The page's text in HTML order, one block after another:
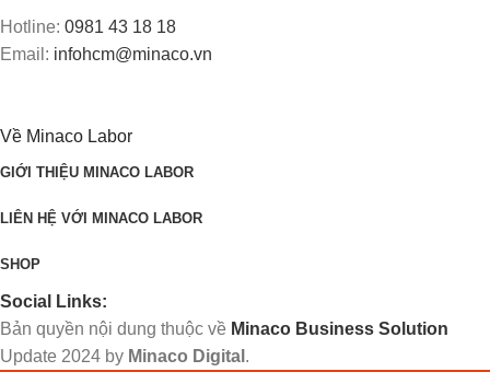
Hotline: 0981 43 18 18
Email: infohcm@minaco.vn
Về Minaco Labor
GIỚI THIỆU MINACO LABOR
LIÊN HỆ VỚI MINACO LABOR
SHOP
Social Links:
Bản quyền nội dung thuộc về Minaco Business Solution
Update 2024 by Minaco Digital .